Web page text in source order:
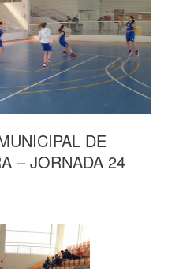
DE
– JORNADA 24